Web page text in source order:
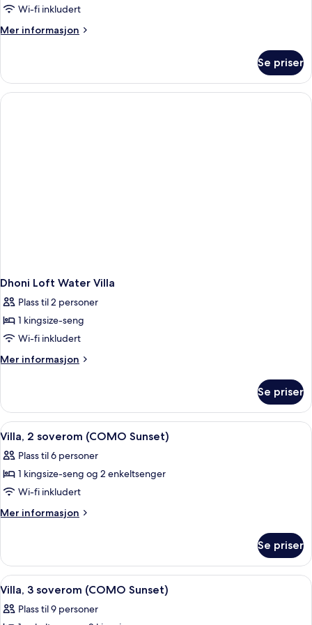
Dhoni
Water
Wi-fi inkludert
Mer informasjon
Mer
Water
Villa
Se priser
Dhoni Loft Water Villa
Plass til 2 personer
1 kingsize-seng
Wi-fi inkludert
Mer informasjon
Mer
Loft
Water
Villa
Se priser
Åpne
alle
bildene
av
Villa,
2
Sunset)
Villa, 2 soverom (COMO Sunset) |
16
Villa, 2 soverom (COMO Sunset)
Plass til 6 personer
1 kingsize-seng og 2 enkeltsenger
Wi-fi inkludert
Mer informasjon
Mer
2
soverom
(COMO
Se priser
Åpne
alle
bildene
Villa, 3 soverom (COMO Sunset) |
22
Villa, 3 soverom (COMO Sunset)
Plass til 9 personer